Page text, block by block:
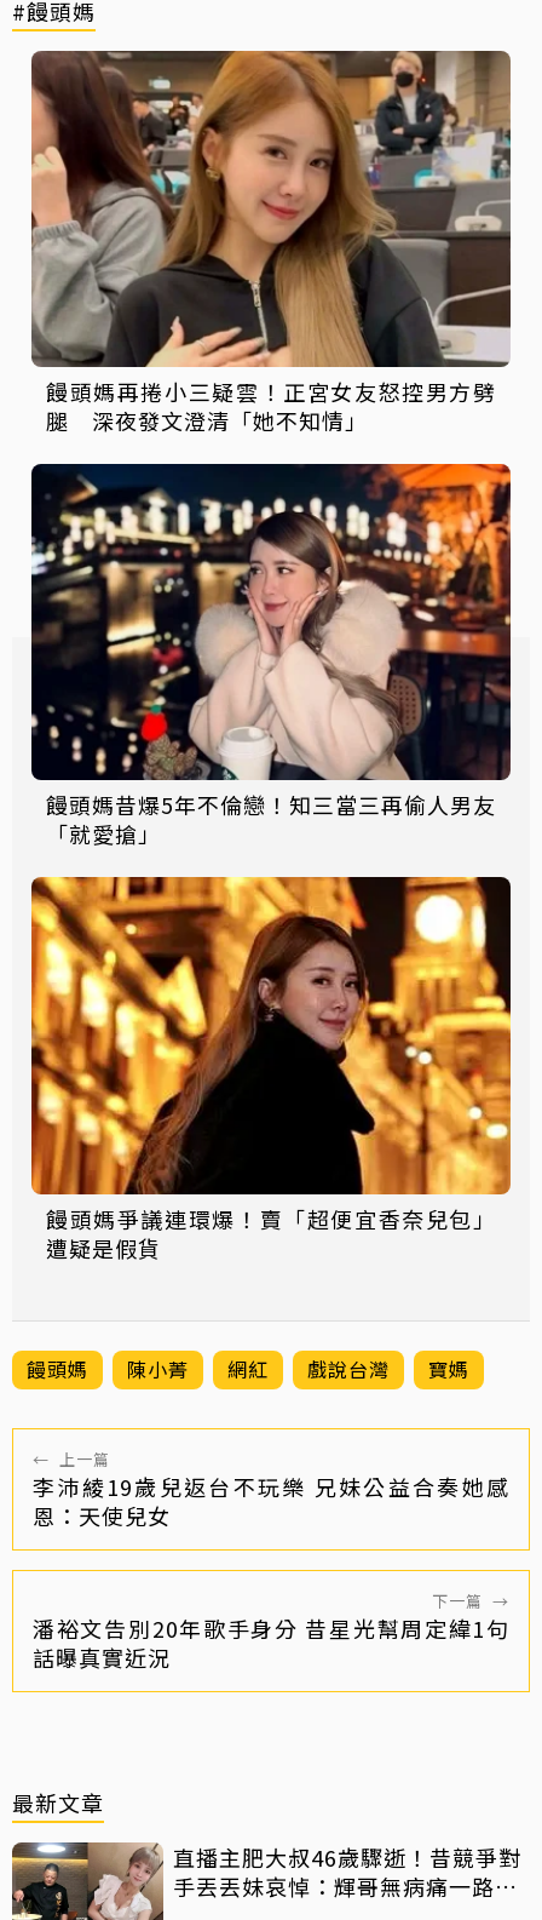
#饅頭媽
饅頭媽再捲小三疑雲！正宮女友怒控男方劈
腿 深夜發文澄清「她不知情」
饅頭媽昔爆5年不倫戀！知三當三再偷人男友
「就愛搶」
饅頭媽爭議連環爆！賣「超便宜香奈兒包」
遭疑是假貨
饅頭媽 陳小菁 網紅 戲說台灣 寶媽
← 上一篇
李沛綾19歲兒返台不玩樂 兄妹公益合奏她感
恩：天使兒女
下一篇 →
潘裕文告別20年歌手身分 昔星光幫周定緯1句
話曝真實近況
最新文章
直播主肥大叔46歲驟逝！昔競爭對
手丟丟妹哀悼：輝哥無病痛一路好